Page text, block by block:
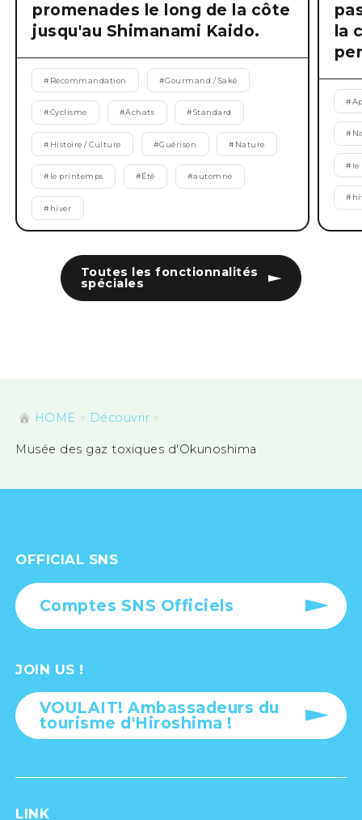
Toutes les fonctionnalités
spéciales
promenades le long de la côte
jusqu'au Shimanami Kaido.
# Recommandation #Gourmand / Saké
#Cyclisme #Achats #Standard
# Histoire / Culture #Guérison # Nature
# le printemps #Été #automne
# hiver
la
#
#
# le
#
HOME Découvrir
Musée des gaz toxiques d'Okunoshima
OFFICIAL SNS
Comptes SNS Officiels
JOIN US !
VOULAIT! Ambassadeurs du
tourisme d'Hiroshima !
LINK